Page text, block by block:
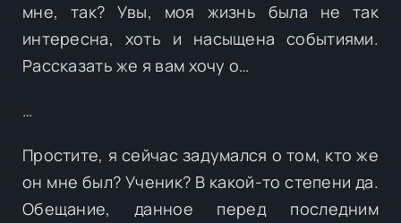
мне, так? Увы, моя жизнь была не так
интересна, хоть и насыщена событиями.
Рассказать же я вам хочу о…
…
Простите, я сейчас задумался о том, кто же
он мне был? Ученик? В какой-то степени да.
Обещание, данное перед последним